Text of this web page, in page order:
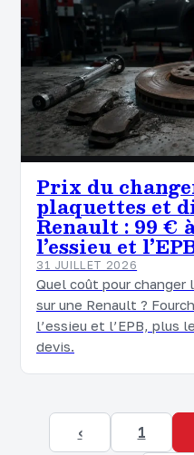
Prix du
plaquettes et
Renault : 99 €
l’essieu et
31 JUILLET 2026
Quel coût pour
sur une Renault ?
l’essieu et l’EPB, plus
devis.
‹ 1